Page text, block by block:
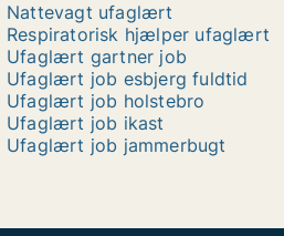
Nattevagt ufaglært
Respiratorisk hjælper ufaglært
Ufaglært gartner job
Ufaglært job esbjerg fuldtid
Ufaglært job holstebro
Ufaglært job ikast
Ufaglært job jammerbugt